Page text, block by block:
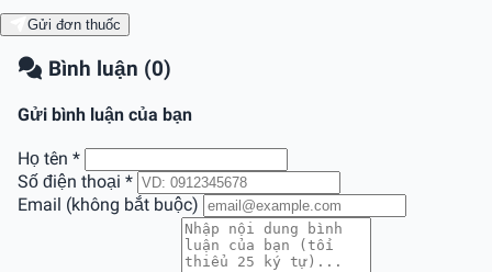
Gửi đơn thuốc
Bình luận (0)
Gửi bình luận của bạn
Họ tên *
Số điện thoại *
Email (không bắt buộc)